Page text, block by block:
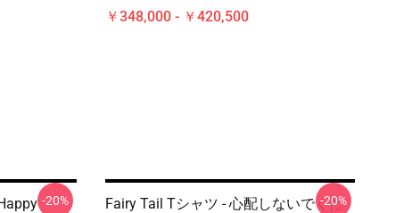
￥348,000 - ￥420,500
-20%
Fairy Tail Tシャツ - 心配しないでくだ
-20%